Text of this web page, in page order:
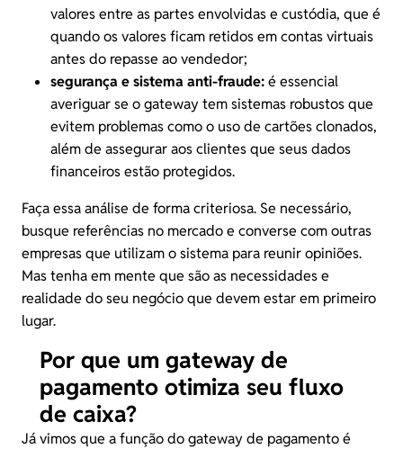
valores entre as partes envolvidas e custódia, que é
quando os valores ficam retidos em contas virtuais
antes do repasse ao vendedor;
segurança e sistema anti-fraude:é essencial
averiguar se o gateway tem sistemas robustos que
evitem problemas como o uso de cartões clonados,
além de assegurar aos clientes que seus dados
financeiros estão protegidos.
Faça essa análise de forma criteriosa. Se necessário,
busque referências no mercado e converse com outras
empresas que utilizam o sistema para reunir opiniões.
Mas tenha em mente que são as necessidades e
realidade do seu negócio que devem estar em primeiro
lugar.
Por que um gateway de
pagamento otimiza seu fluxo
de caixa?
Já vimos que a função do gateway de pagamento é